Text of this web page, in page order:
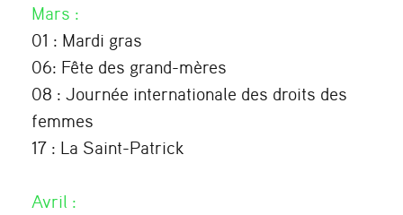
Mars :
01 : Mardi gras
06: Fête des grand-mères
08 : Journée internationale des droits des
femmes
17 : La Saint-Patrick
Avril :